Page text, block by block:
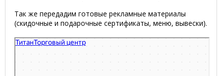
Так же передадим готовые рекламные материалы
(скидочные и подарочные сертификаты, меню, вывески).